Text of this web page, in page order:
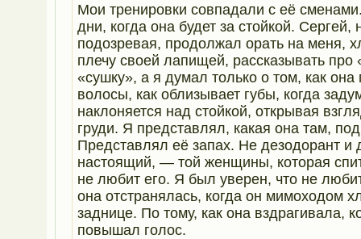
Мои тренировки совпадали с её
дни, когда она будет за стойкой. Сергей,
подозревая, продолжал орать на меня,
плечу своей лапищей, рассказывать про
«сушку», а я думал только о том, как она
волосы, как облизывает губы, когда
наклоняется над стойкой, открывая
груди. Я представлял, какая она там,
Представлял её запах. Не дезодорант и
настоящий, — той женщины, которая
не любит его. Я был уверен, что не
она отстранялась, когда он мимоходом
заднице. По тому, как она вздрагивала,
повышал голос.